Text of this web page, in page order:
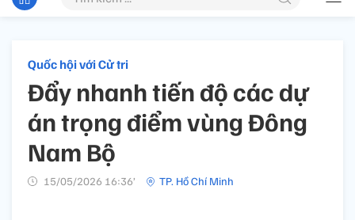
Quốc hội với Cử tri
Đẩy nhanh tiến độ các dự
án trọng điểm vùng Đông
Nam Bộ
15/05/2026 16:36’ TP. Hồ Chí Minh